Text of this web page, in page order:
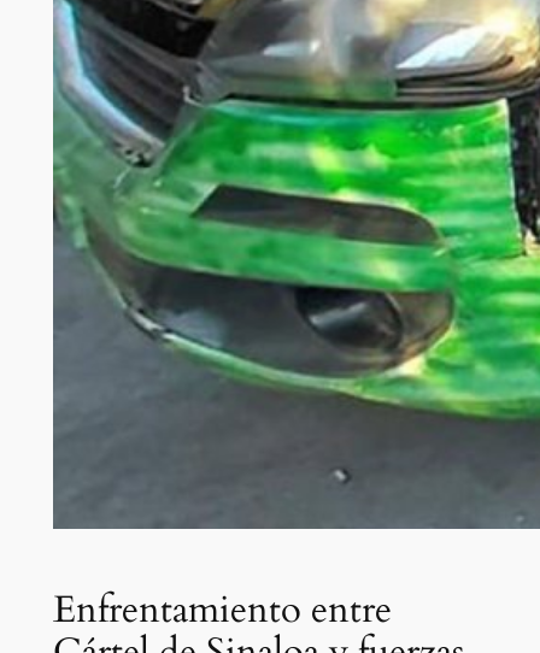
Enfrentamiento entre